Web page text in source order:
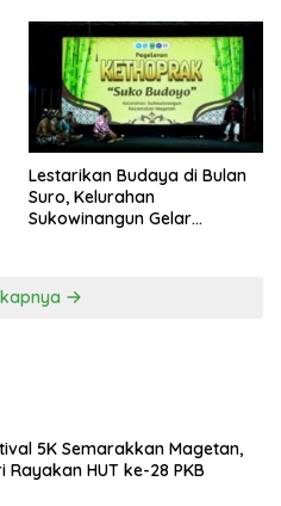
Lestarikan Budaya di Bulan
Suro, Kelurahan
Sukowinangun Gelar
5K Semarakkan Magetan,
Rayakan HUT ke-28 PKB